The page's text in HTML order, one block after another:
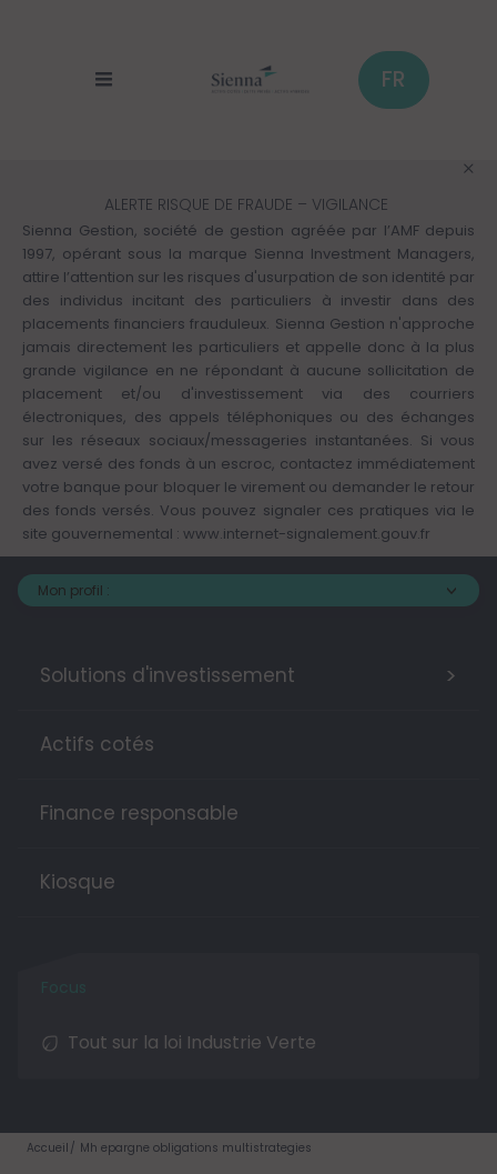
FR
ALERTE RISQUE DE FRAUDE – VIGILANCE
Sienna Gestion, société de gestion agréée par l’AMF depuis
1997, opérant sous la marque Sienna Investment Managers,
attire l’attention sur les risques d'usurpation de son identité par
des individus incitant des particuliers à investir dans des
placements financiers frauduleux. Sienna Gestion n'approche
jamais directement les particuliers et appelle donc à la plus
grande vigilance en ne répondant à aucune sollicitation de
placement et/ou d'investissement via des courriers
électroniques, des appels téléphoniques ou des échanges
sur les réseaux sociaux/messageries instantanées. Si vous
avez versé des fonds à un escroc, contactez immédiatement
votre banque pour bloquer le virement ou demander le retour
des fonds versés. Vous pouvez signaler ces pratiques via le
site gouvernemental : www.internet-signalement.gouv.fr
Mon profil :
Solutions d'investissement >
Actifs cotés
Finance responsable
Kiosque
Tout sur la loi Industrie Verte
Accueil Mh epargne obligations multistrategies